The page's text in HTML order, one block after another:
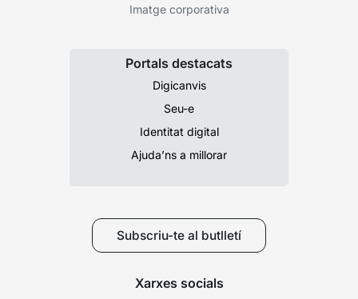
Imatge corporativa
Portals destacats
Digicanvis
Seu-e
Identitat digital
Ajuda’ns a millorar
Subscriu-te al butlletí
Xarxes socials